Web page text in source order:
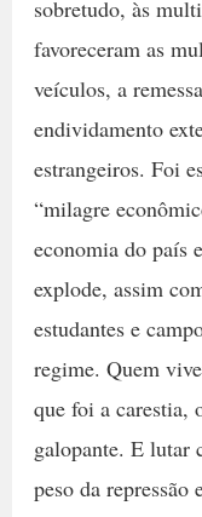
sobretudo, às
favoreceram as
veículos, a
endividamento
estrangeiros. Foi
“milagre
economia do país
explode, assim
estudantes e
regime. Quem
que foi a carestia,
galopante. E lutar
peso da repressão